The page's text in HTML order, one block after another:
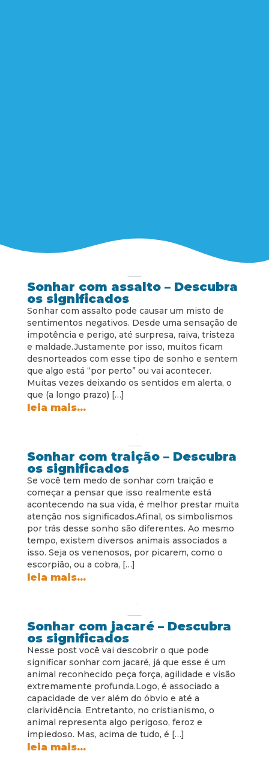
Sonhar com assalto – Descubra
os significados
Sonhar com assalto pode causar um misto de
sentimentos negativos. Desde uma sensação de
impotência e perigo, até surpresa, raiva, tristeza
e maldade.Justamente por isso, muitos ficam
desnorteados com esse tipo de sonho e sentem
que algo está “por perto” ou vai acontecer.
Muitas vezes deixando os sentidos em alerta, o
que (a longo prazo) […]
leia mais...
Sonhar com traição – Descubra
os significados
Se você tem medo de sonhar com traição e
começar a pensar que isso realmente está
acontecendo na sua vida, é melhor prestar muita
atenção nos significados.Afinal, os simbolismos
por trás desse sonho são diferentes. Ao mesmo
tempo, existem diversos animais associados a
isso. Seja os venenosos, por picarem, como o
escorpião, ou a cobra, […]
leia mais...
Sonhar com jacaré – Descubra
os significados
Nesse post você vai descobrir o que pode
significar sonhar com jacaré, já que esse é um
animal reconhecido peça força, agilidade e visão
extremamente profunda.Logo, é associado a
capacidade de ver além do óbvio e até a
clarividência. Entretanto, no cristianismo, o
animal representa algo perigoso, feroz e
impiedoso. Mas, acima de tudo, é […]
leia mais...